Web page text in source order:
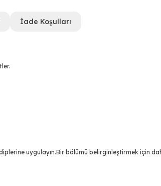
İade Koşulları
uygulayın.Bir bölümü belirginleştirmek için